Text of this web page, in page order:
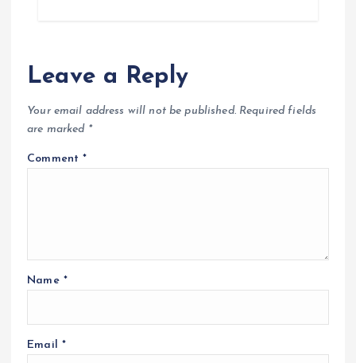
Leave a Reply
Your email address will not be published. Required fields
are marked *
Comment*
Name *
Email *